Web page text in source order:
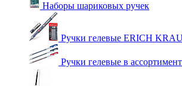
Наборы шариковых ручек
Ручки гелевые ERICH
Ручки гелевые в